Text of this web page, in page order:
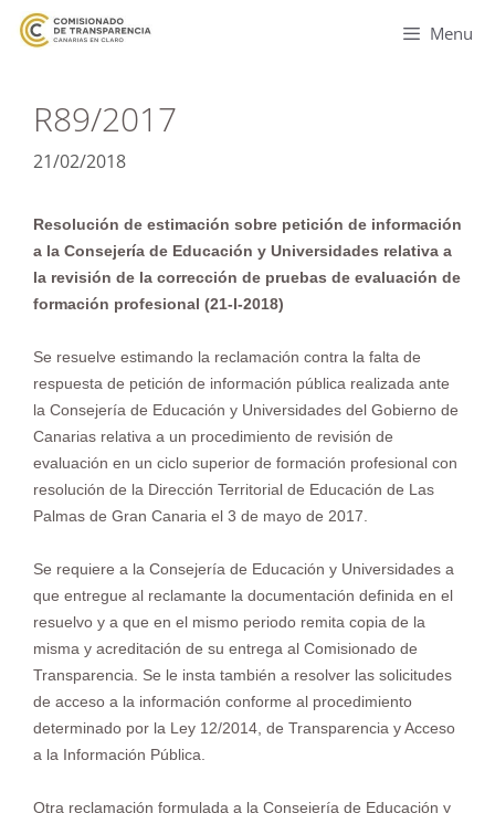
Menu
R89/2017
21/02/2018
Resolución de estimación sobre petición de información
a la Consejería de Educación y Universidades relativa a
la revisión de la corrección de pruebas de evaluación de
formación profesional (21-I-2018)
Se resuelve estimando la reclamación contra la falta de
respuesta de petición de información pública realizada ante
la Consejería de Educación y Universidades del Gobierno de
Canarias relativa a un procedimiento de revisión de
evaluación en un ciclo superior de formación profesional con
resolución de la Dirección Territorial de Educación de Las
Palmas de Gran Canaria el 3 de mayo de 2017.
Se requiere a la Consejería de Educación y Universidades a
que entregue al reclamante la documentación definida en el
resuelvo y a que en el mismo periodo remita copia de la
misma y acreditación de su entrega al Comisionado de
Transparencia. Se le insta también a resolver las solicitudes
de acceso a la información conforme al procedimiento
determinado por la Ley 12/2014, de Transparencia y Acceso
a la Información Pública.
Otra reclamación formulada a la Consejería de Educación y